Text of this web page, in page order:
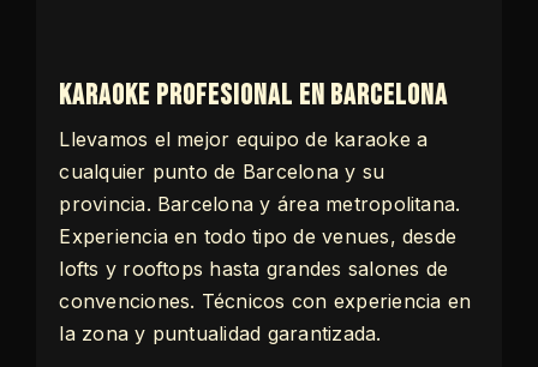
Karaoke profesional en Barcelona
Llevamos el mejor equipo de karaoke a
cualquier punto de Barcelona y su
provincia. Barcelona y área metropolitana.
Experiencia en todo tipo de venues, desde
lofts y rooftops hasta grandes salones de
convenciones. Técnicos con experiencia en
la zona y puntualidad garantizada.